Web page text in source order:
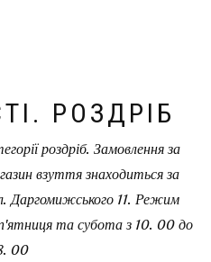
РОЗДРІБ
роздріб. Замовлення за
взуття знаходиться за
Даргомижського 11. Режим
та субота з 10. 00 до
00